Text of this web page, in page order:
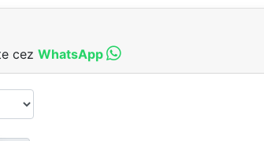
cez WhatsApp